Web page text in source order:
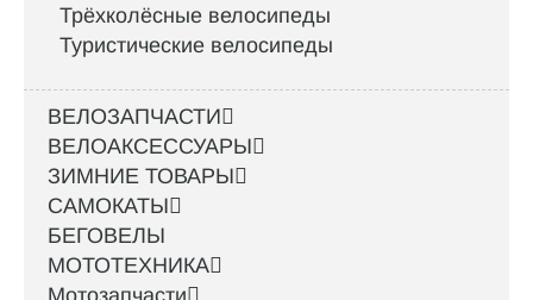
Трёхколёсные велосипеды
Туристические велосипеды
ВЕЛОЗАПЧАСТИ
ВЕЛОАКСЕССУАРЫ
ЗИМНИЕ ТОВАРЫ
САМОКАТЫ
БЕГОВЕЛЫ
МОТОТЕХНИКА